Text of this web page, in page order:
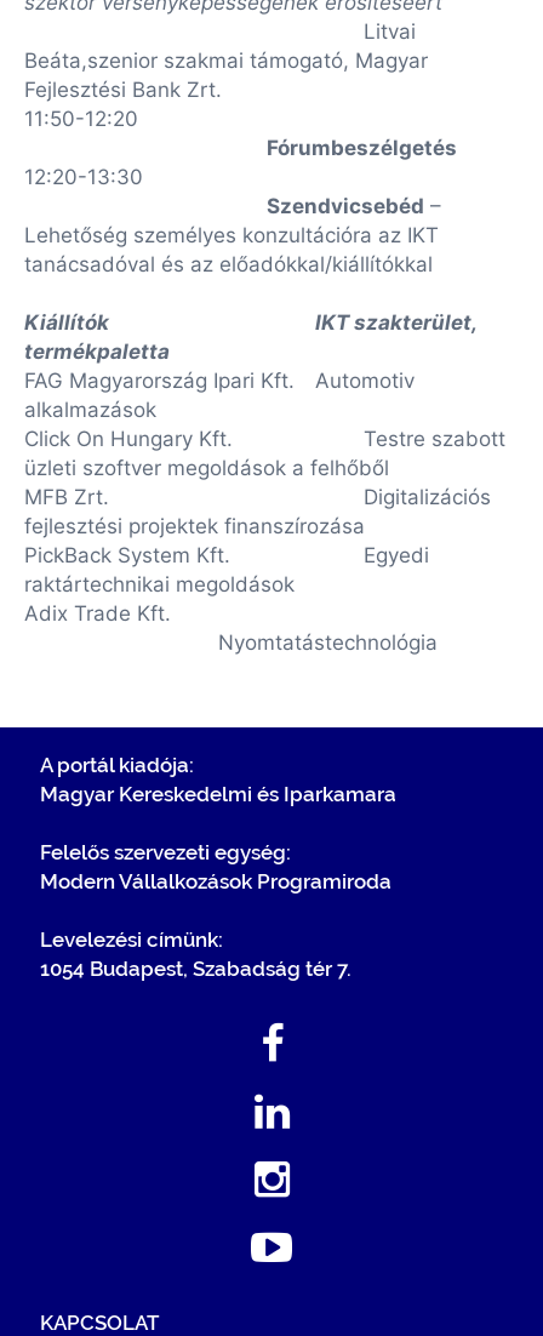
Litvai
Beáta,szenior szakmai támogató, Magyar
Fejlesztési Bank Zrt.
11:50-12:20
Fórumbeszélgetés
12:20-13:30
Szendvicsebéd –
Lehetőség személyes konzultációra az IKT
tanácsadóval és az előadókkal/kiállítókkal
Kiállítók
IKT szakterület,
termékpaletta
FAG Magyarország Ipari Kft.
Automotiv
alkalmazások
Click On Hungary Kft.
Testre szabott
üzleti szoftver megoldások a felhőből
MFB Zrt.
Digitalizációs
fejlesztési projektek finanszírozása
PickBack System Kft.
Egyedi
raktártechnikai megoldások
Adix Trade Kft.
Nyomtatástechnológia
A portál kiadója:
Magyar Kereskedelmi és Iparkamara
Felelős szervezeti egység:
Modern Vállalkozások Programiroda
Levelezési címünk:
1054 Budapest, Szabadság tér 7.
KAPCSOLAT